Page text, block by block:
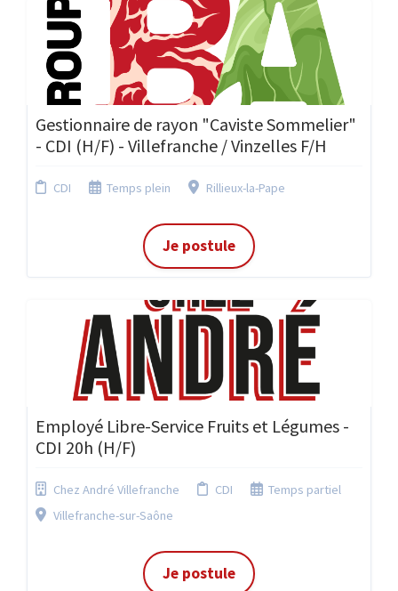
Gestionnaire de rayon "Caviste Sommelier"
- CDI (H/F) - Villefranche / Vinzelles F/H
CDI Temps plein Rillieux-la-Pape
Je postule
Employé Libre-Service Fruits et Légumes -
CDI 20h (H/F)
Chez André Villefranche CDI
Temps partiel
Villefranche-sur-Saône
Je postule